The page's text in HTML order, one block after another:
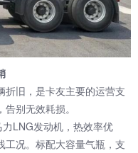
折旧，是卡友主要的运营支
别无效耗损。
LNG发动机，热效率优
工况。标配大容量气瓶，支